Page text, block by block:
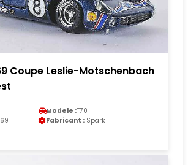
Coupe Leslie-Motschenbach
Modele :T70
Fabricant : Spark